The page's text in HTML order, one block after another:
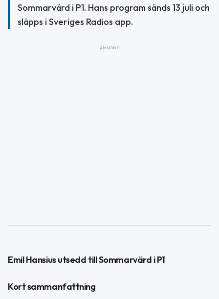
Sommarvärd i P1. Hans program sänds 13 juli och
släpps i Sveriges Radios app.
ANNONS
Emil Hansius utsedd till Sommarvärd i P1
Kort sammanfattning